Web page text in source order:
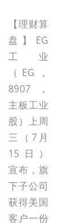
【理财算
盘】EG
工业
（EG，
8907，
主板工业
股）上周
三（7月
15日）
宣布，旗
下子公司
获得美国
客户一份